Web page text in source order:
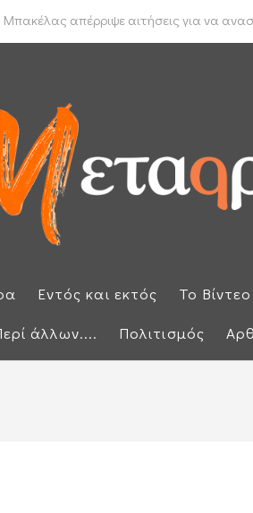
απέρριψε αιτήσεις για να
για το πραγματικό διαθέσιμο εισόδημα
Εντός και εκτός Το
άλλων.... Πολιτισμός